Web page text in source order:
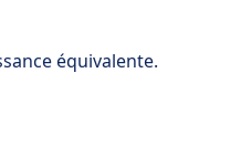
équivalente.